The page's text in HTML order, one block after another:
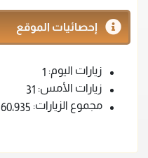
إحصائيات الموقع
زيارات اليوم: 1
زيارات الأمس: 31
مجموع الزيارات: 60٬935